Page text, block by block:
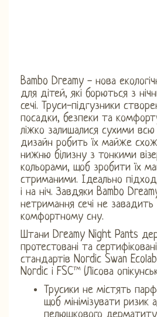
Bambo Dreamy - нова
для дітей, які борються з
сечі. Труси-підгузники
посадки, безпеки та
ліжко залишалися сухими всю
дизайн робить їх майже
нижню білизну з тонкими
кольорами, щоб зробити їх
стриманими. Ідеально
і на ніч. Завдяки Bambo
нетримання сечі не завадить
комфортному сну.
Штани Dreamy Night Pants
протестовані та
стандартів Nordic Swan
Nordic і FSC™ (Лісова
Трусики не містять
щоб мінімізувати ризик